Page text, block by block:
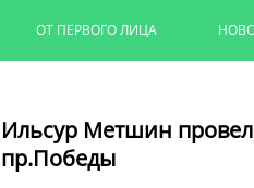
ОТ ПЕРВОГО ЛИЦА
Ильсур Метшин
пр.Победы